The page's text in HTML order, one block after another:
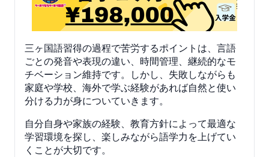
三ヶ国語習得の過程で苦労するポイントは、言語
ごとの発音や表現の違い、時間管理、継続的なモ
チベーション維持です。しかし、失敗しながらも
家庭や学校、海外で学ぶ経験があれば自然と使い
分ける力が身についていきます。
自分自身や家族の経験、教育方針によって最適な
学習環境を探し、楽しみながら語学力を上げてい
くことが大切です。